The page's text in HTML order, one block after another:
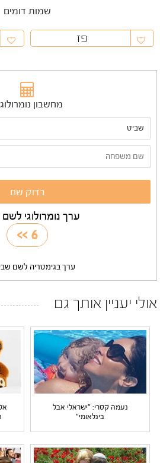
שמות דומים
פז
מחשבון
ערך נומרולוגי
6
>>
ערך בגימטריה לשם
אולי יעניין אותך גם
נעמה קסרי: "ישראלי אבל
בינלאומי"